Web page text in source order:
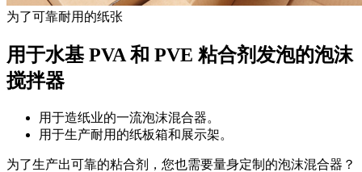
为了可靠耐用的纸张
用于水基 PVA 和 PVE 粘合剂发泡的泡沫
搅拌器
用于造纸业的一流泡沫混合器。
用于生产耐用的纸板箱和展示架。
为了生产出可靠的粘合剂，您也需要量身定制的泡沫混合器？